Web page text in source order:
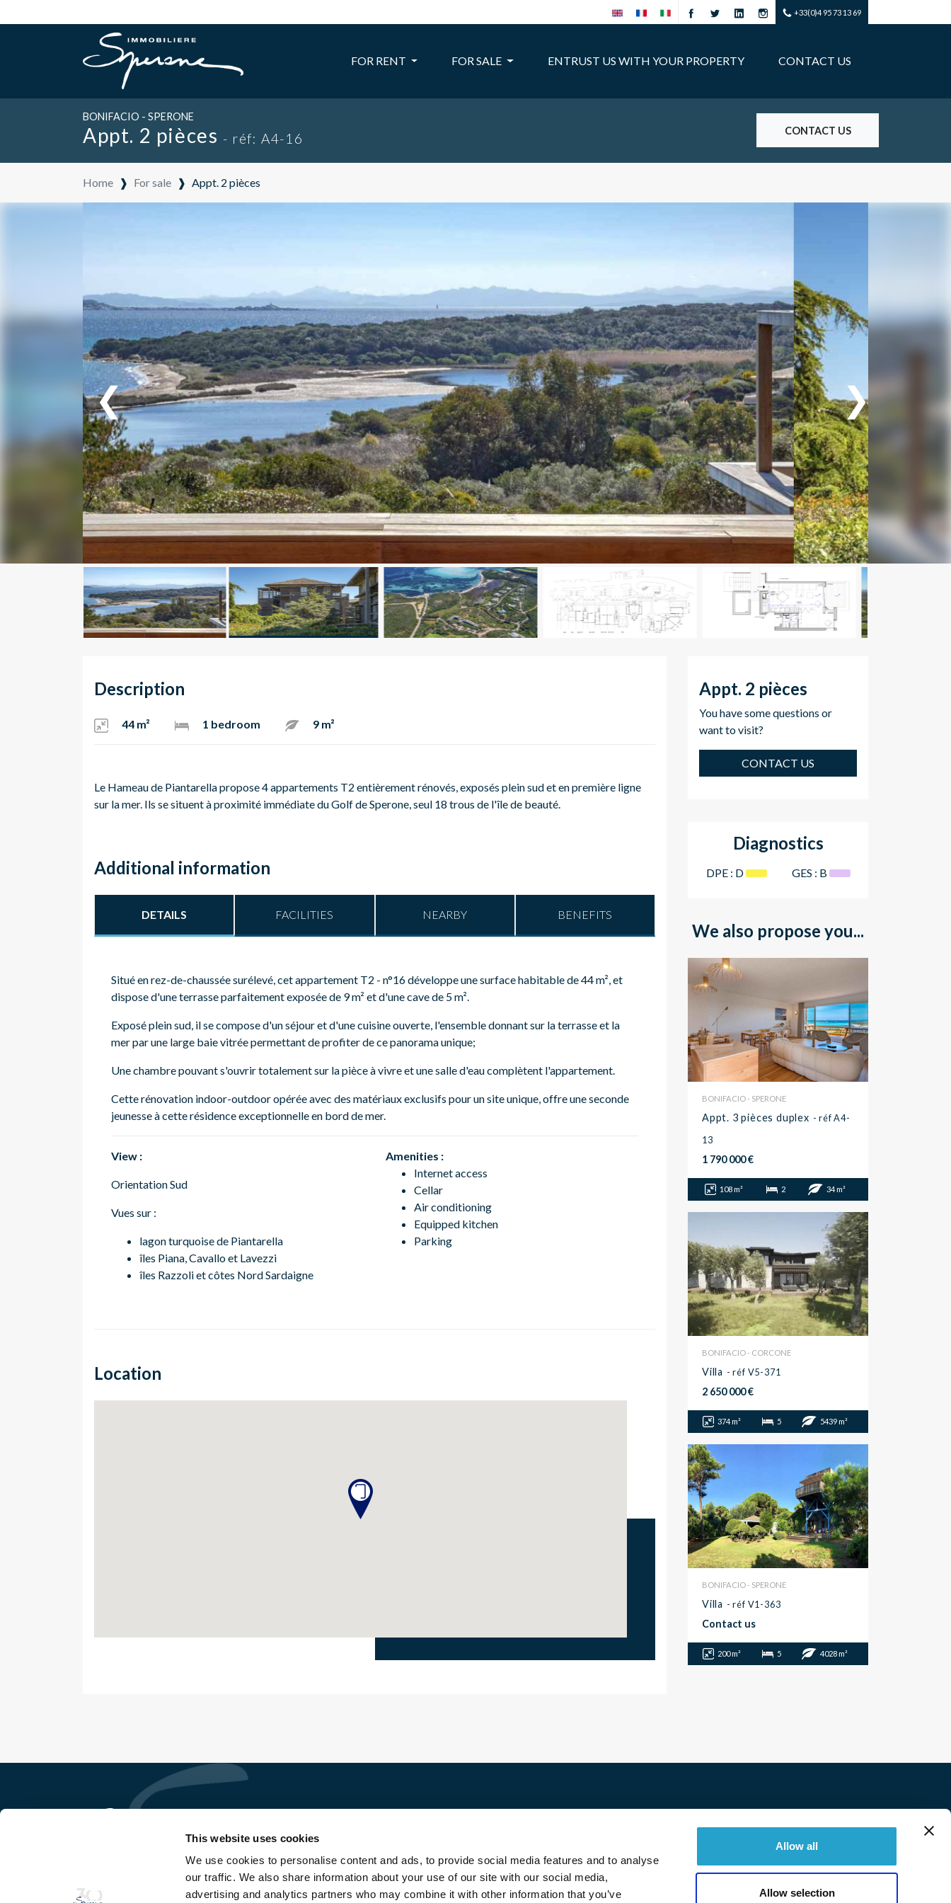
This website uses cookies
We use cookies to personalise content and ads, to provide social media features and to analyse
our traffic. We also share information about your use of our site with our social media,
advertising and analytics partners who may combine it with other information that you’ve
Allow all
Allow selection
+33(0)4 95 73 13 69
FOR RENT FOR SALE ENTRUST US WITH YOUR PROPERTY CONTACT US
BONIFACIO - SPERONE
Appt. 2 pièces - réf: A4-16 CONTACT US
Home ❱ For sale ❱ Appt. 2 pièces
Description
44 m² 1 bedroom 9 m²
Le Hameau de Piantarella propose 4 appartements T2 entièrement rénovés, exposés plein sud et en première ligne
sur la mer. Ils se situent à proximité immédiate du Golf de Sperone, seul 18 trous de l'île de beauté.
Additional information
DETAILS FACILITIES NEARBY BENEFITS
Situé en rez-de-chaussée surélevé, cet appartement T2 - n°16 développe une surface habitable de 44 m², et
dispose d'une terrasse parfaitement exposée de 9 m² et d'une cave de 5 m².
Exposé plein sud, il se compose d'un séjour et d'une cuisine ouverte, l'ensemble donnant sur la terrasse et la
mer par une large baie vitrée permettant de profiter de ce panorama unique;
Une chambre pouvant s'ouvrir totalement sur la pièce à vivre et une salle d'eau complètent l'appartement.
Cette rénovation indoor-outdoor opérée avec des matériaux exclusifs pour un site unique, offre une seconde
jeunesse à cette résidence exceptionnelle en bord de mer.
View :
Orientation Sud
Vues sur :
lagon turquoise de Piantarella
îles Piana, Cavallo et Lavezzi
îles Razzoli et côtes Nord Sardaigne
Amenities :
Internet access
Cellar
Air conditioning
Equipped kitchen
Parking
Location
Appt. 2 pièces
You have some questions or
want to visit?
CONTACT US
Diagnostics
DPE : D GES : B
We also propose you...
BONIFACIO - SPERONE
Appt. 3 pièces duplex - réf A4-
13
1 790 000 €
108 m² 2 34 m²
BONIFACIO - CORCONE
Villa - réf V5-371
2 650 000 €
374 m² 5 5439 m²
BONIFACIO - SPERONE
Villa - réf V1-363
Contact us
200 m² 5 4028 m²
© 2026 Immobilière Sperone. All right reserved.
So Ge Immobilière Sperone
20169 Bonifacio - Corse du Sud
For sale
Entrust us with your property
Blog